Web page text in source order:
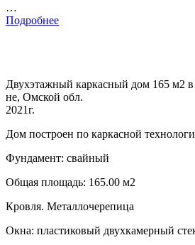
…
Подробнее
Двухэтажный каркасный дом 165 м2
не, Омской обл.
2021г.
Дом построен по каркасной
Фундамент: свайный
Общая площадь: 165.00 м2
Кровля. Металлочерепица
Окна: пластиковый двухкамерный